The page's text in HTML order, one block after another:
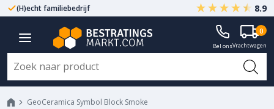
(H)echt familiebedrijf Gegarandeerd A-kwaliteit
8.9
Bel onsVrachtwagen
0
GeoCeramica Symbol Block Smoke